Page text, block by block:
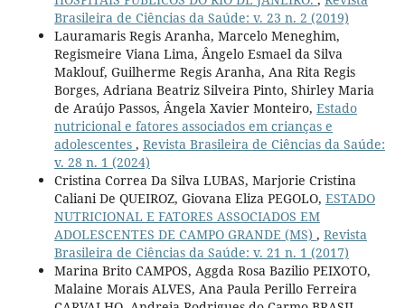
Brasileira de Ciências da Saúde: v. 23 n. 2 (2019)
Lauramaris Regis Aranha, Marcelo Meneghim,
Regismeire Viana Lima, Ângelo Esmael da Silva
Maklouf, Guilherme Regis Aranha, Ana Rita Regis
Borges, Adriana Beatriz Silveira Pinto, Shirley Maria
de Araújo Passos, Ângela Xavier Monteiro, Estado
nutricional e fatores associados em crianças e
adolescentes , Revista Brasileira de Ciências da Saúde:
v. 28 n. 1 (2024)
Cristina Correa Da Silva LUBAS, Marjorie Cristina
Caliani De QUEIROZ, Giovana Eliza PEGOLO, ESTADO
NUTRICIONAL E FATORES ASSOCIADOS EM
ADOLESCENTES DE CAMPO GRANDE (MS) , Revista
Brasileira de Ciências da Saúde: v. 21 n. 1 (2017)
Marina Brito CAMPOS, Aggda Rosa Bazilio PEIXOTO,
Malaine Morais ALVES, Ana Paula Perillo Ferreira